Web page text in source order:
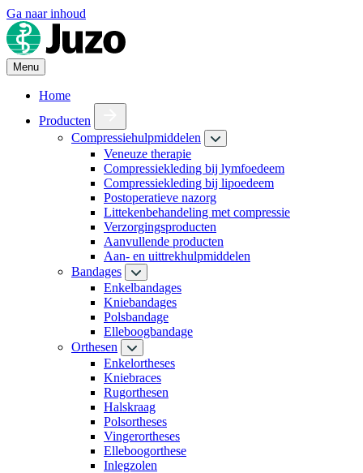
Ga naar inhoud
Menu
Home
Producten
Compressiehulpmiddelen
Veneuze therapie
Compressiekleding bij lymfoedeem
Compressiekleding bij lipoedeem
Postoperatieve nazorg
Littekenbehandeling met compressie
Verzorgingsproducten
Aanvullende producten
Aan- en uittrekhulpmiddelen
Bandages
Enkelbandages
Kniebandages
Polsbandage
Elleboogbandage
Orthesen
Enkelortheses
Kniebraces
Rugorthesen
Halskraag
Polsortheses
Vingerortheses
Elleboogorthese
Inlegzolen